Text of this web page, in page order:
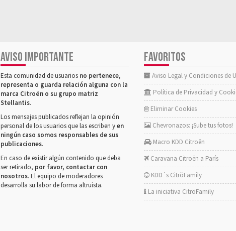
AVISO IMPORTANTE
Esta comunidad de usuarios no pertenece,
representa o guarda relación alguna con la
marca Citroën o su grupo matriz
Stellantis.
Los mensajes publicados reflejan la opinión
personal de los usuarios que las escriben yen
ningún caso somos responsables de sus
publicaciones.
En caso de existir algún contenido que deba
ser retirado, por favor, contactar con
nosotros. El equipo de moderadores
desarrolla su labor de forma altruista.
FAVORITOS
Aviso Legal y Condiciones de
Política de Privacidad y
Eliminar Cookies
Chevronazos: ¡Sube tus fotos!
Macro KDD Citroën
Caravana Citroën a París
KDD´s CitröFamily
La iniciativa CitröFamily